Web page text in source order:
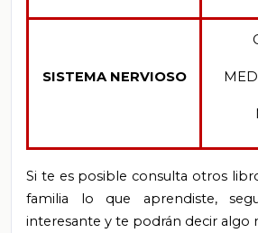
SISTEMA NERVIOSO
Si te es posible consulta otros
familia lo que aprendiste,
interesante y te podrán decir algo